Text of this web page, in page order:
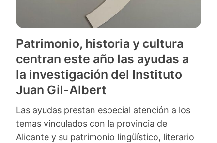
Patrimonio, historia y cultura
centran este año las ayudas a
la investigación del Instituto
Juan Gil-Albert
Las ayudas prestan especial atención a los
temas vinculados con la provincia de
Alicante y su patrimonio lingüístico, literario